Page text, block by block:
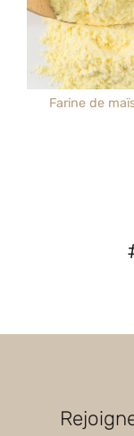
Farine de